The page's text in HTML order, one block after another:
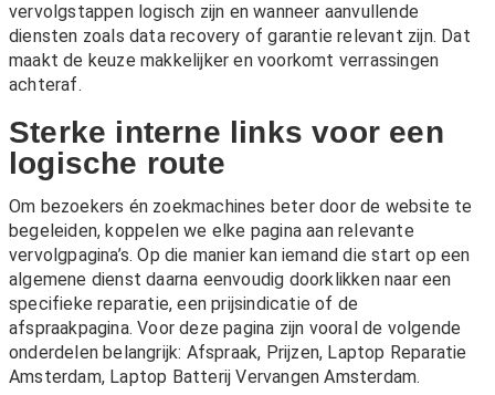
vervolgstappen logisch zijn en wanneer aanvullende
diensten zoals data recovery ofgarantie relevant zijn. Dat
maakt de keuze makkelijker en voorkomt verrassingen
achteraf.
Sterke interne links voor een
logische route
Om bezoekers én zoekmachines beter door de website te
begeleiden, koppelen we elke pagina aan relevante
vervolgpagina’s. Op die manier kan iemand die start op een
algemene dienst daarna eenvoudig doorklikken naar een
specifieke reparatie, een prijsindicatie of de
afspraakpagina. Voor deze pagina zijn vooral de volgende
onderdelen belangrijk: Afspraak, Prijzen, Laptop Reparatie
Amsterdam, Laptop Batterij Vervangen Amsterdam.